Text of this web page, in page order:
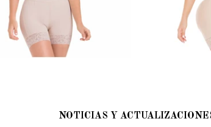
NOTICIAS Y